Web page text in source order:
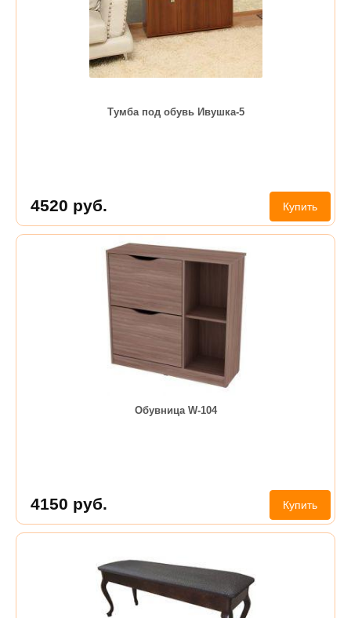
Тумба под обувь Ивушка-5
4520 руб. Купить
Обувница W-104
4150 руб. Купить